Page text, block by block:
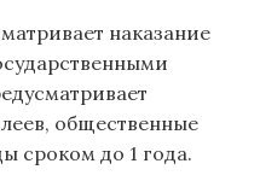
наказание
общественные
сроком до 1 года.